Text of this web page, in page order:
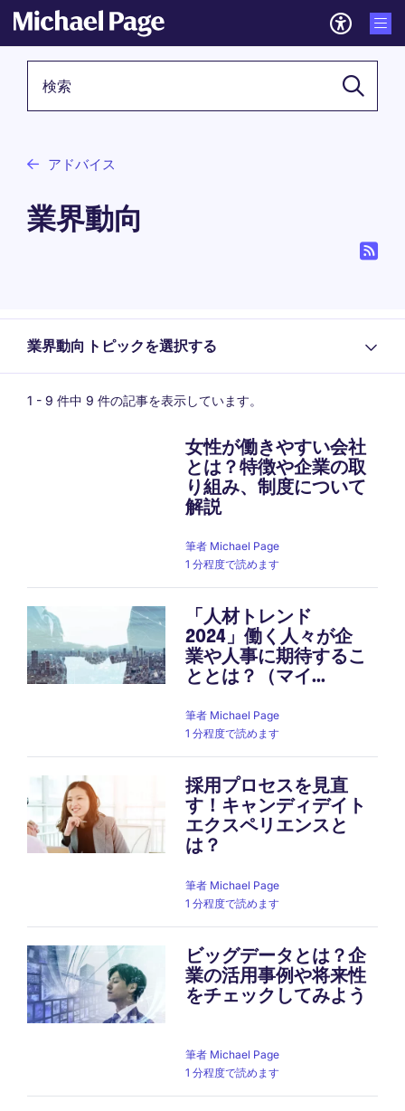
アドバイス
業界動向
業界動向 トピックを選択する
1 - 9 件中 9 件の記事を表示しています。
女性が働きやすい会社
とは？特徴や企業の取
り組み、制度について
解説
筆者 Michael Page
1 分程度で読めます
「人材トレンド
2024」働く人々が企
業や人事に期待するこ
ととは？（マイ...
筆者 Michael Page
1 分程度で読めます
採用プロセスを見直
す！キャンディデイト
エクスペリエンスと
は？
筆者 Michael Page
1 分程度で読めます
ビッグデータとは？企
業の活用事例や将来性
をチェックしてみよう
筆者 Michael Page
1 分程度で読めます